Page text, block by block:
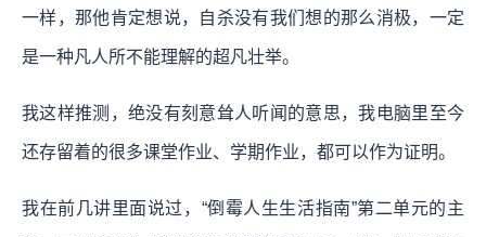
一样，那他肯定想说，自杀没有我们想的那么消极，一定
是一种凡人所不能理解的超凡壮举。
我这样推测，绝没有刻意耸人听闻的意思，我电脑里至今
还存留着的很多课堂作业、学期作业，都可以作为证明。
我在前几讲里面说过，“倒霉人生生活指南”第二单元的主